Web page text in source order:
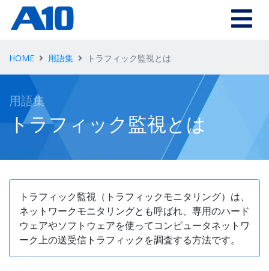
Skip to main content
HOME 用語集 トラフィック監視とは
用語集
トラフィック監視とは
トラフィック監視（トラフィックモニタリング）は、
ネットワークモニタリングとも呼ばれ、専用のハード
ウェアやソフトウェアを使ってコンピュータネットワ
ーク上の送受信トラフィックを調査する方法です。